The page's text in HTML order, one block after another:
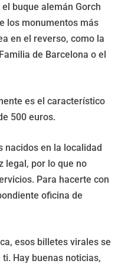
buque alemán Gorch
los monumentos más
en el reverso, como la
de Barcelona o el
es el característico
500 euros.
nacidos en la localidad
legal, por lo que no
Para hacerte con
oficina de
esos billetes virales se
Hay buenas noticias,